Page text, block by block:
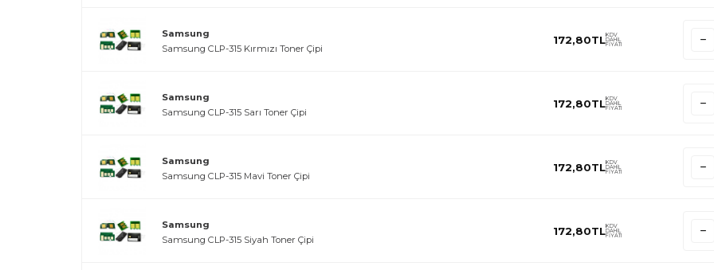
Samsung
Samsung CLP-315 Kırmızı Toner Çipi
172,80TLKDV
DAHİL
FİYATI
Samsung
Samsung CLP-315 Sarı Toner Çipi
172,80TLKDV
DAHİL
FİYATI
Samsung
Samsung CLP-315 Mavi Toner Çipi
172,80TLKDV
DAHİL
FİYATI
Samsung
Samsung CLP-315 Siyah Toner Çipi
172,80TLKDV
DAHİL
FİYATI